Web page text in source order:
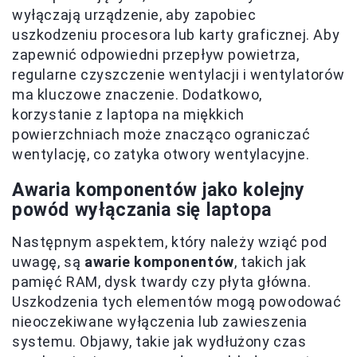
wyłączają urządzenie, aby zapobiec
uszkodzeniu procesora lub karty graficznej. Aby
zapewnić odpowiedni przepływ powietrza,
regularne czyszczenie wentylacji i wentylatorów
ma kluczowe znaczenie. Dodatkowo,
korzystanie z laptopa na miękkich
powierzchniach może znacząco ograniczać
wentylację, co zatyka otwory wentylacyjne.
Awaria komponentów jako kolejny
powód wyłączania się laptopa
Następnym aspektem, który należy wziąć pod
uwagę, są awarie komponentów, takich jak
pamięć RAM, dysk twardy czy płyta główna.
Uszkodzenia tych elementów mogą powodować
nieoczekiwane wyłączenia lub zawieszenia
systemu. Objawy, takie jak wydłużony czas